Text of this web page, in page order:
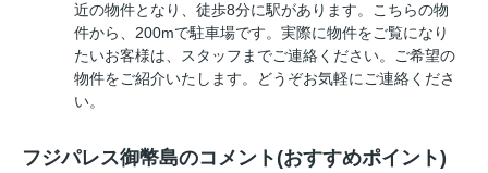
近の物件となり、徒歩8分に駅があります。こちらの物
件から、200mで駐車場です。実際に物件をご覧になり
たいお客様は、スタッフまでご連絡ください。ご希望の
物件をご紹介いたします。どうぞお気軽にご連絡くださ
い。
フジパレス御幣島のコメント(おすすめポイント)